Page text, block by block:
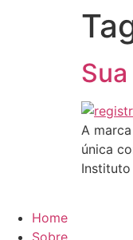
A
única
Home